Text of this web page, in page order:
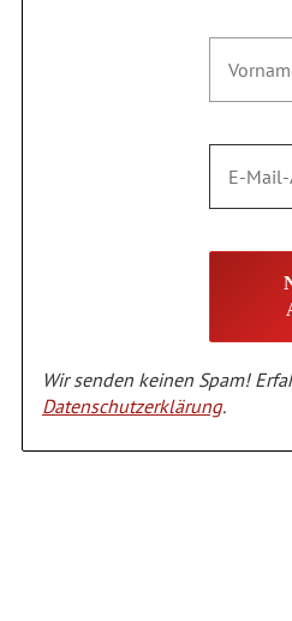
Wir senden keinen Spam!
Datenschutzerklärung.